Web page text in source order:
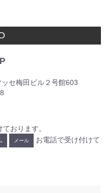
セ梅田ビル２号館603
おります。
メール
お電話で受け付けて